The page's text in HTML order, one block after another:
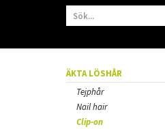
ÄKTA LÖSHÅR
Tejphår
Nail hair
Clip-on